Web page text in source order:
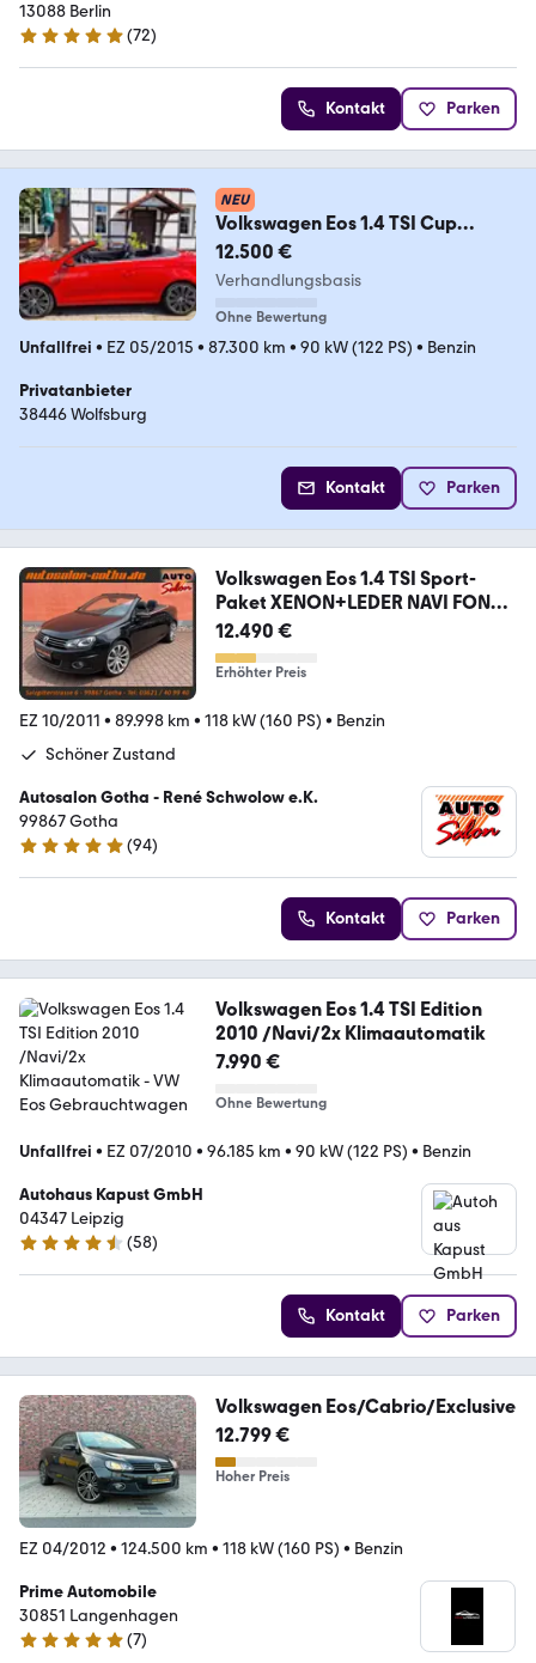
13088 Berlin
5 Sterne
(72)
Kontakt Parken
NEU
Volkswagen Eos 1.4 TSI Cup
BlueMotion Technology Cup Bl...
12.500 €
Verhandlungsbasis
Ohne Bewertung
Unfallfrei • EZ 05/2015 • 87.300 km • 90 kW (122 PS) • Benzin
Privatanbieter
38446 Wolfsburg
Kontakt Parken
Volkswagen Eos 1.4 TSI Sport-
Paket XENON+LEDER NAVI FON
18"
12.490 €
Erhöhter Preis
EZ 10/2011 • 89.998 km • 118 kW (160 PS) • Benzin
Schöner Zustand
Autosalon Gotha - René Schwolow e.K.
99867 Gotha
4.9 Sterne
(94)
Kontakt Parken
Volkswagen Eos 1.4 TSI Edition
2010 /Navi/2x Klimaautomatik
7.990 €
Ohne Bewertung
Unfallfrei • EZ 07/2010 • 96.185 km • 90 kW (122 PS) • Benzin
Autohaus Kapust GmbH
04347 Leipzig
4.4 Sterne
(58)
Kontakt Parken
Volkswagen Eos/Cabrio/Exclusive
12.799 €
Hoher Preis
EZ 04/2012 • 124.500 km • 118 kW (160 PS) • Benzin
Prime Automobile
30851 Langenhagen
5 Sterne
(7)